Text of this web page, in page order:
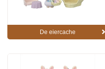
De eiercache